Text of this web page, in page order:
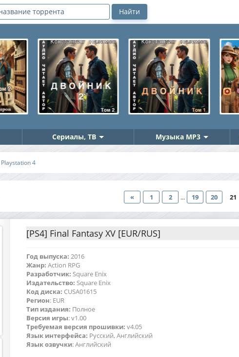
Сериалы, ТВ Музыка MP3
Playstation 4
« 1 2 ... 19 20 21
[PS4] Final Fantasy XV [EUR/RUS]
Год выпуска: 2016
Жанр: Action RPG
Разработчик: Square Enix
Издательство: Square Enix
Код диска: CUSA01615
Регион: EUR
Тип издания: Полное
Версия игры: v1.00
Требуемая версия прошивки: v4.05
Язык интерфейса: Русский, Английский
Язык озвучки: Английский